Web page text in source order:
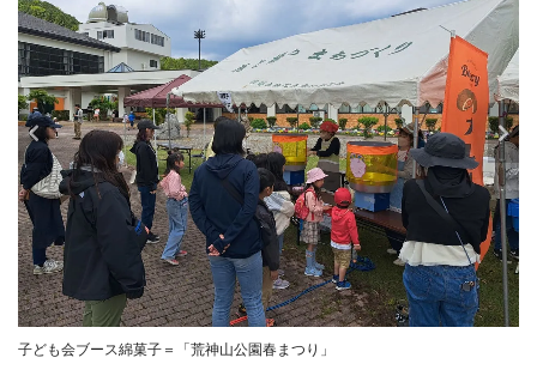
子ども会ブース綿菓子＝「荒神山公園春まつり」